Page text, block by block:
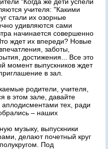
учителя: "Какими
стали их озорные
удивляются сами
начинается совершенно
ждет их впереди? Новые
заботы,
достижения... Все это
момент выпускников ждет
в зал.
родители, учителя,
в этом зале, давайте
аплодисментами тех, ради
– наших
музыку, выпускники
делают почетный круг
Под